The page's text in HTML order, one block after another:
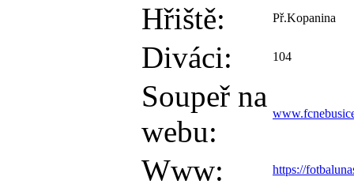
Hřiště: Př.Kopanina
Diváci: 104
Soupeř na
webu:
Www: https://